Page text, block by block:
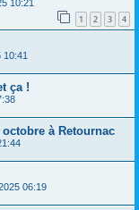
10:21
1 2 3 4
10:41
ça !
à Retournac
06:19